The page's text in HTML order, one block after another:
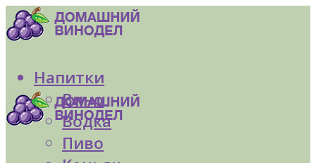
Напитки
Вино
Водка
Пиво